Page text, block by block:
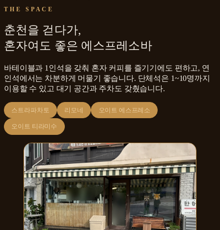
THE SPACE
춘천을 걷다가,
혼자여도 좋은 에스프레소바
바테이블과 1인석을 갖춰 혼자 커피를 즐기기에도 편하고, 연
인석에서는 차분하게 머물기 좋습니다. 단체석은 1~10명까지
이용할 수 있고 대기 공간과 주차도 갖췄습니다.
스트라파차토 리모네 오이트 에스프레소
오이트 티라미수